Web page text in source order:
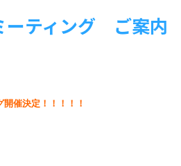
ティング ご案内
催決定！！！！！